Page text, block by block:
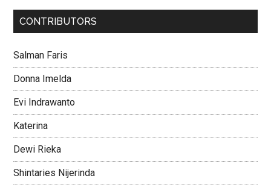
CONTRIBUTORS
Salman Faris
Donna Imelda
Evi Indrawanto
Katerina
Dewi Rieka
Shintaries Nijerinda